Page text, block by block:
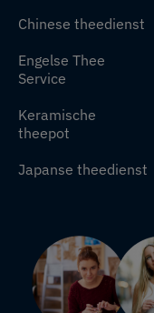
Chinese theedienst
Engelse Thee
Service
Keramische
theepot
Japanse theedienst